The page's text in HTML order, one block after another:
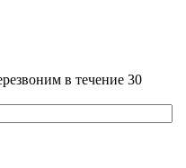
в течение 30